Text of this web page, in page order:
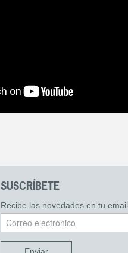
SUSCRÍBETE
Recibe las novedades en tu email